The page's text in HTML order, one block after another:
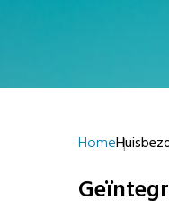
Home